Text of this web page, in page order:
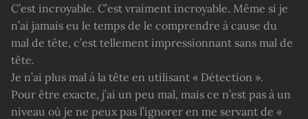
C’est incroyable. C’est vraiment incroyable. Même si je
n’ai jamais eu le temps de le comprendre à cause du
mal de tête, c’est tellement impressionnant sans mal de
tête.
Je n’ai plus mal à la tête en utilisant « Détection ».
Pour être exacte, j’ai un peu mal, mais ce n’est pas à un
niveau où je ne peux pas l’ignorer en me servant de «